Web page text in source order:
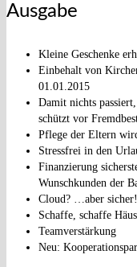
Ausgabe
Kleine Geschenke
Einbehalt von
01.01.2015
Damit nichts
schützt vor
Pflege der Eltern
Stressfrei in den
Finanzierung
Wunschkunden der
Cloud? …aber sicher!
Schaffe, schaffe
Teamverstärkung
Neu: